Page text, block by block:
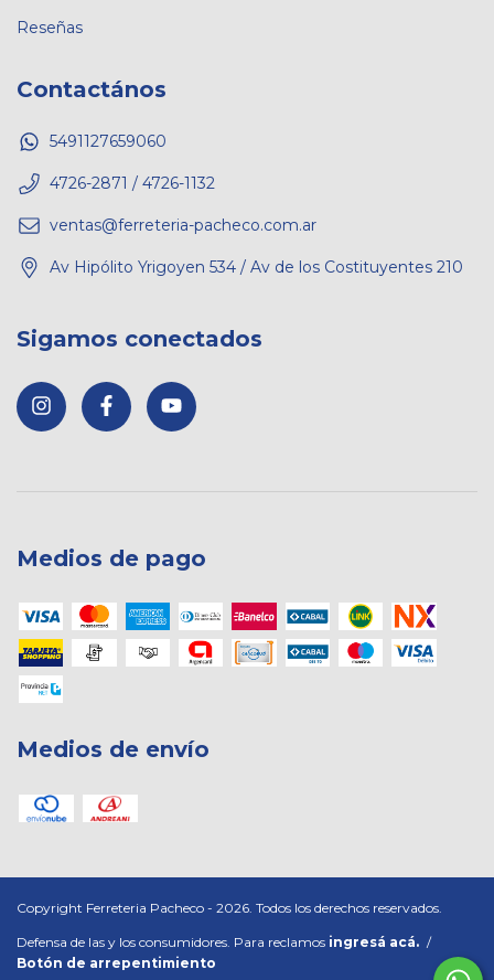
Reseñas
Contactános
5491127659060
4726-2871 / 4726-1132
ventas@ferreteria-pacheco.com.ar
Av Hipólito Yrigoyen 534 / Av de los Costituyentes 210
Sigamos conectados
Medios de pago
Medios de envío
Copyright Ferreteria Pacheco - 2026. Todos los derechos reservados.
Defensa de las y los consumidores. Para reclamos ingresá acá. /
Botón de arrepentimiento